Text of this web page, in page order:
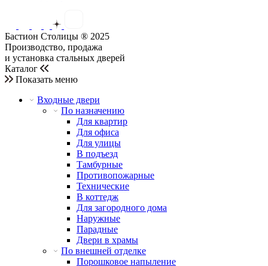
Бастион Столицы ® 2025
Производство, продажа
и установка стальных дверей
Каталог
Показать меню
Входные двери
По назначению
Для квартир
Для офиса
Для улицы
В подъезд
Тамбурные
Противопожарные
Технические
В коттедж
Для загородного дома
Наружные
Парадные
Двери в храмы
По внешней отделке
Порошковое напыление